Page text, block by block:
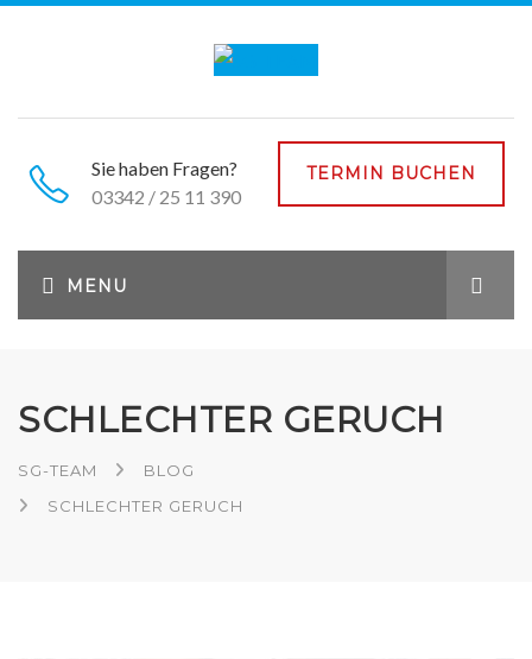
Sie haben Fragen?
03342 / 25 11 390
TERMIN BUCHEN
SCHLECHTER GERUCH
SG-TEAM
BLOG
SCHLECHTER GERUCH